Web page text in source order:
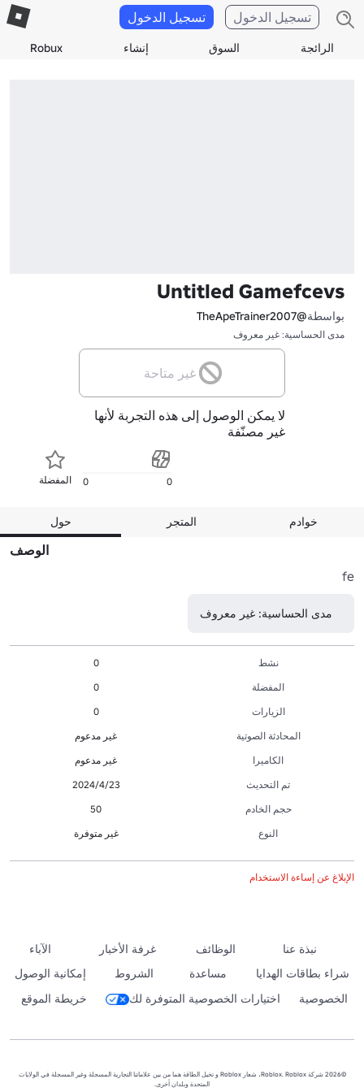
الرائجة السوق إنشاء Robux
تسجيل الدخول تسجيل الدخول
Untitled Gamefcevs
بواسطة@TheApeTrainer2007
مدى الحساسية: غير معروف
غير متاحة
لا يمكن الوصول إلى هذه التجربة لأنها
غير مصنّفة
المفضلة 0 0
حول المتجر خوادم
الوصف
fe
مدى الحساسية: غير معروف
نشط
0
المفضلة
0
الزيارات
0
المحادثة الصوتية
غير مدعوم
الكاميرا
غير مدعوم
تم التحديث
23‏/4‏/2024
حجم الخادم
50
النوع
غير متوفرة
الإبلاغ عن إساءة الاستخدام
نبذة عنا الوظائف غرفة الأخبار
الآباء
شراء بطاقات الهدايا
مساعدة الشروط
إمكانية الوصول
الخصوصية
اختيارات الخصوصية المتوفرة لك خريطة الموقع
©2026 شركة Roblox. Roblox، شعار Roblox و تخيل الطاقة هما من بين علاماتنا التجارية المسجلة وغير المسجلة في الولايات
المتحدة وبلدان أخرى.